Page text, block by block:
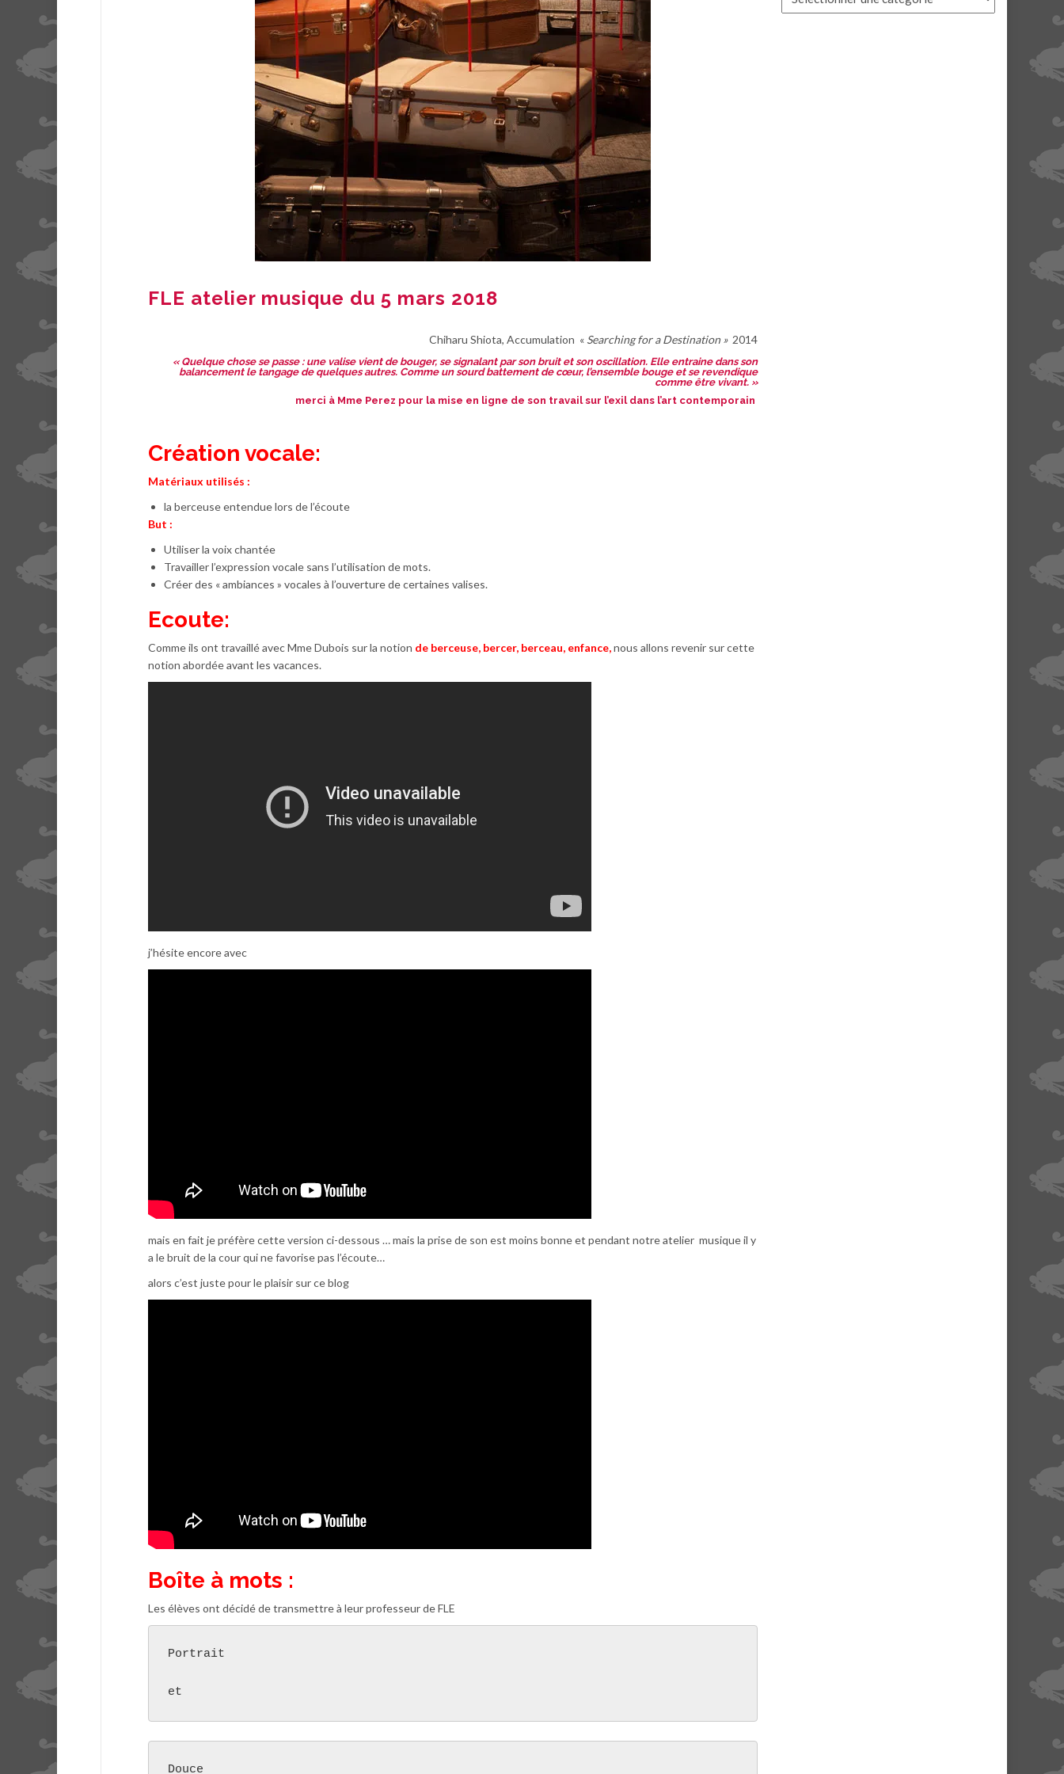
FLE atelier musique du 5 mars 2018
Chiharu Shiota, Accumulation « Searching for a Destination » 2014
« Quelque chose se passe : une valise vient de bouger, se signalant par son bruit et son oscillation. Elle entraine dans son
balancement le tangage de quelques autres. Comme un sourd battement de cœur, l’ensemble bouge et se revendique
comme être vivant. »
merci à Mme Perez pour la mise en ligne de son travail sur l’exil dans l’art contemporain
Création vocale:
Matériaux utilisés :
la berceuse entendue lors de l’écoute
But :
Utiliser la voix chantée
Travailler l’expression vocale sans l’utilisation de mots.
Créer des « ambiances » vocales à l’ouverture de certaines valises.
Ecoute:
Comme ils ont travaillé avec Mme Dubois sur la notion de berceuse, bercer, berceau, enfance,nous allons revenir sur cette
notion abordée avant les vacances.
j’hésite encore avec
mais en fait je préfère cette version ci-dessous … mais la prise de son est moins bonne et pendant notre atelier musique il y
a le bruit de la cour qui ne favorise pas l’écoute…
alors c’est juste pour le plaisir sur ce blog
Boîte à mots :
Les élèves ont décidé de transmettre à leur professeur de FLE
Portrait
et
Douce